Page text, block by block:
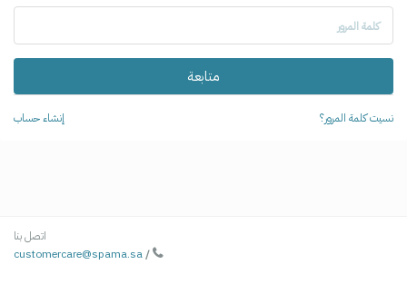
كلمة المرور
نسيت كلمة المرور؟ إنشاء حساب
اتصل بنا
/
customercare@spama.sa